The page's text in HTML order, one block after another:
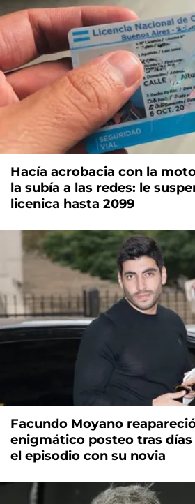
Hacía acrobacia con la
la subía a las redes: le
licenica hasta 2099
Facundo Moyano
enigmático posteo tras
el episodio con su novia